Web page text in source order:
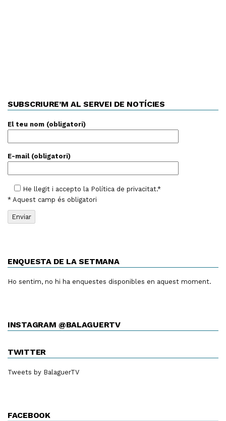
SUBSCRIURE’M AL SERVEI DE NOTÍCIES
El teu nom (obligatori)
E-mail (obligatori)
He llegit i accepto la Política de privacitat.*
* Aquest camp és obligatori
ENQUESTA DE LA SETMANA
Ho sentim, no hi ha enquestes disponibles en aquest moment.
INSTAGRAM @BALAGUERTV
TWITTER
Tweets by BalaguerTV
FACEBOOK